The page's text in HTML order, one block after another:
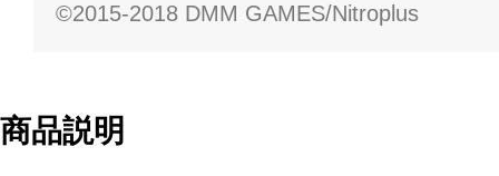
©2015-2018 DMM GAMES/Nitroplus
商品説明